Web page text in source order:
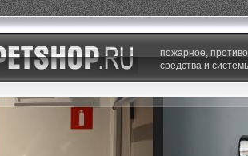
пожарное,
средства и